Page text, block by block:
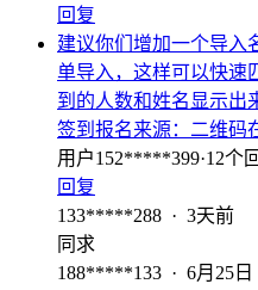
回复
建议你们增加一个导入
单导入，这样可以快速
到的人数和姓名显示出
签到报名来源： 二维码
用户152*****399·12个
回复
133*****288 · 3天前
同求
188*****133 · 6月25日